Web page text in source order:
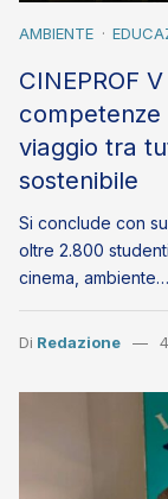
AMBIENTE
CINEPROF
competenze
viaggio tra
sostenibile
Si conclude con
oltre 2.800
cinema, ambiente…
Di Redazione